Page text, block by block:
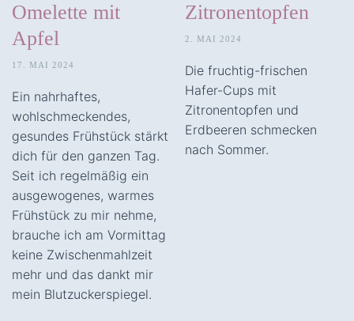
Omelette mit
Apfel
17. MAI 2024
Ein nahrhaftes,
wohlschmeckendes,
gesundes Frühstück stärkt
dich für den ganzen Tag.
Seit ich regelmäßig ein
ausgewogenes, warmes
Frühstück zu mir nehme,
brauche ich am Vormittag
keine Zwischenmahlzeit
mehr und das dankt mir
mein Blutzuckerspiegel.
Zitronentopfen
2. MAI 2024
Die fruchtig-frischen
Hafer-Cups mit
Zitronentopfen und
Erdbeeren schmecken
nach Sommer.